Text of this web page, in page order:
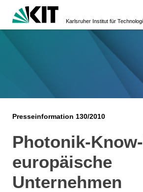
Karlsruher Institut für
Presseinformation 130/2010
Photonik-
europäische
Unternehmen